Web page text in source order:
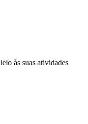
às suas atividades